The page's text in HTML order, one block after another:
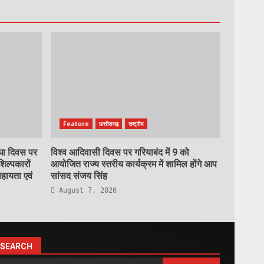
दिवस पर
एवं
Feature छत्तीसगढ़ राष्ट्रीय
विश्व आदिवासी दिवस पर गरियाबंद में 9 को
आयोजित राज्य स्तरीय कार्यक्रम में शामिल होंगे आप
सांसद संजय सिंह
August 7, 2026
SEARCH